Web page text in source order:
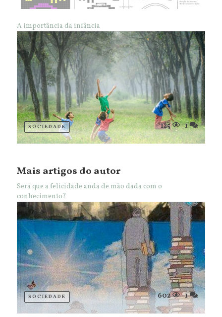
A importância da infância
SOCIEDADE 125 1
Mais artigos do autor
Será que a felicidade anda de mão dada com o
conhecimento?
SOCIEDADE 602 1